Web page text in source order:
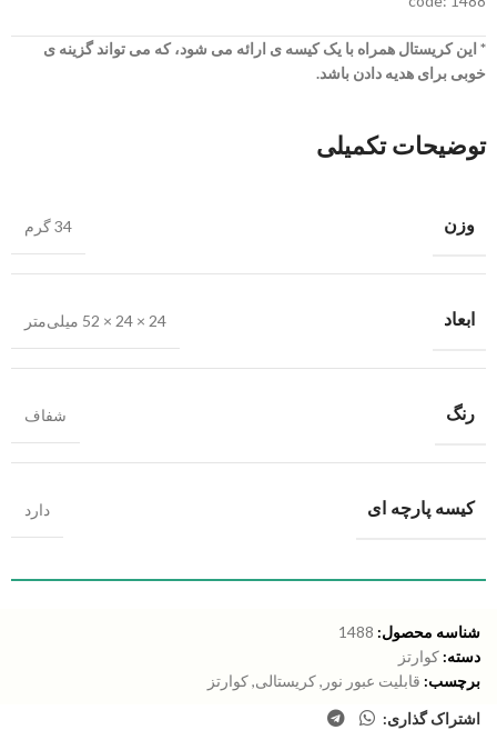
* این کریستال همراه با یک کیسه ی ارائه می شود، که می تواند گزینه ی
خوبی برای هدیه دادن باشد.
توضیحات تکمیلی
وزن 34 گرم
ابعاد 24 × 24 × 52 میلی‌متر
رنگ شفاف
کیسه پارچه ای دارد
شناسه محصول: 1488
دسته: کوارتز
برچسب: قابلیت عبور نور ,کریستالی,کوارتز
اشتراک گذاری: